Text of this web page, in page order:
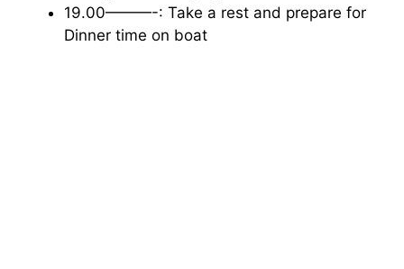
19.00———-: Take a rest and prepare for
Dinner time on boat